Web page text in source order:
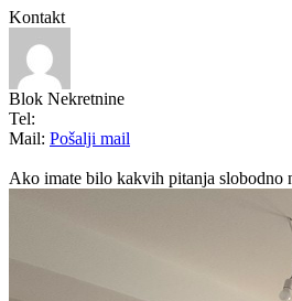
Kontakt
Blok Nekretnine
Tel:
Mail: Pošalji mail
Ako imate bilo kakvih pitanja slobodno